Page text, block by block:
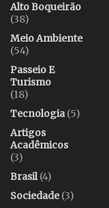
Alto Boqueirão
(38)
Meio Ambiente
(54)
Passeio E
Turismo
(18)
Tecnologia(5)
Artigos
Acadêmicos
(3)
Brasil(4)
Sociedade(3)